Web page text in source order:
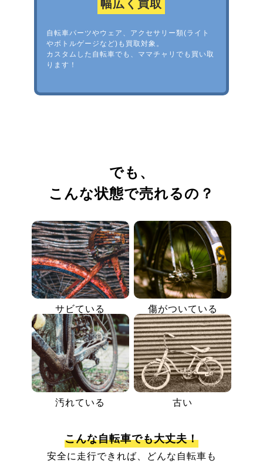
幅広く買取
自転車パーツやウェア、アクセサリー類(ライト
やボトルゲージなど)も買取対象。
カスタムした自転車でも、ママチャリでも買い取
ります！
でも、
こんな状態で売れるの？
サビている 傷がついている
汚れている 古い
こんな自転車でも大丈夫！
安全に走行できれば、どんな自転車も